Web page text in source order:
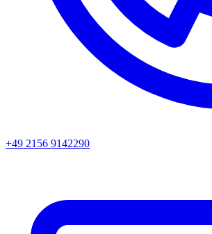
+49 2156 9142290